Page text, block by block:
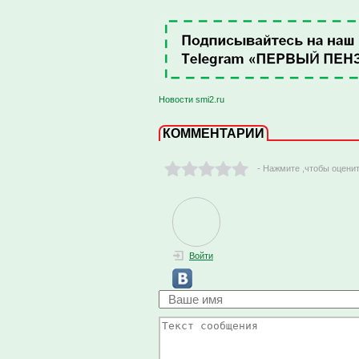
Новости smi2.ru
КОММЕНТАРИИ
- Нажмите ,чтобы
Войти